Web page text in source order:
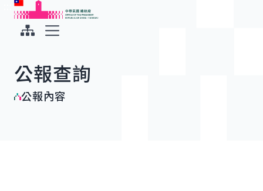
跳到主要內容
中華民國總統府
公報查詢
公報內容